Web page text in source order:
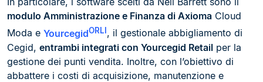
modulo Amministrazione e Finanza di Axioma Cloud
Moda e YourcegidORLI, il gestionale abbigliamento di
Cegid, entrambi integrati con Yourcegid Retail per la
gestione dei punti vendita. Inoltre, con l’obiettivo di
abbattere i costi di acquisizione, manutenzione e